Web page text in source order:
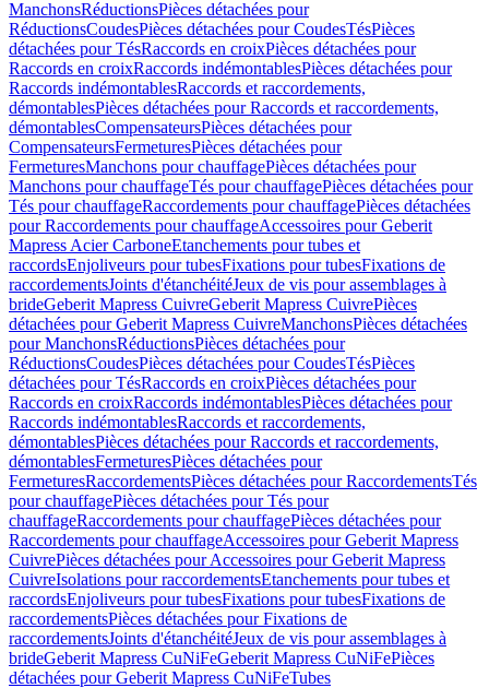
ManchonsRéductionsPièces détachées pour
RéductionsCoudesPièces détachées pour CoudesTésPièces
détachées pour TésRaccords en croixPièces détachées pour
Raccords en croixRaccords indémontablesPièces détachées pour
Raccords indémontablesRaccords et raccordements,
démontablesPièces détachées pour Raccords et raccordements,
démontablesCompensateursPièces détachées pour
CompensateursFermeturesPièces détachées pour
FermeturesManchons pour chauffagePièces détachées pour
Manchons pour chauffageTés pour chauffagePièces détachées pour
Tés pour chauffageRaccordements pour chauffagePièces détachées
pour Raccordements pour chauffageAccessoires pour Geberit
Mapress Acier CarboneEtanchements pour tubes et
raccordsEnjoliveurs pour tubesFixations pour tubesFixations de
raccordementsJoints d'étanchéitéJeux de vis pour assemblages à
brideGeberit Mapress CuivreGeberit Mapress CuivrePièces
détachées pour Geberit Mapress CuivreManchonsPièces détachées
pour ManchonsRéductionsPièces détachées pour
RéductionsCoudesPièces détachées pour CoudesTésPièces
détachées pour TésRaccords en croixPièces détachées pour
Raccords en croixRaccords indémontablesPièces détachées pour
Raccords indémontablesRaccords et raccordements,
démontablesPièces détachées pour Raccords et raccordements,
démontablesFermeturesPièces détachées pour
FermeturesRaccordementsPièces détachées pour RaccordementsTés
pour chauffagePièces détachées pour Tés pour
chauffageRaccordements pour chauffagePièces détachées pour
Raccordements pour chauffageAccessoires pour Geberit Mapress
CuivrePièces détachées pour Accessoires pour Geberit Mapress
CuivreIsolations pour raccordementsEtanchements pour tubes et
raccordsEnjoliveurs pour tubesFixations pour tubesFixations de
raccordementsPièces détachées pour Fixations de
raccordementsJoints d'étanchéitéJeux de vis pour assemblages à
brideGeberit Mapress CuNiFeGeberit Mapress CuNiFePièces
détachées pour Geberit Mapress CuNiFeTubes